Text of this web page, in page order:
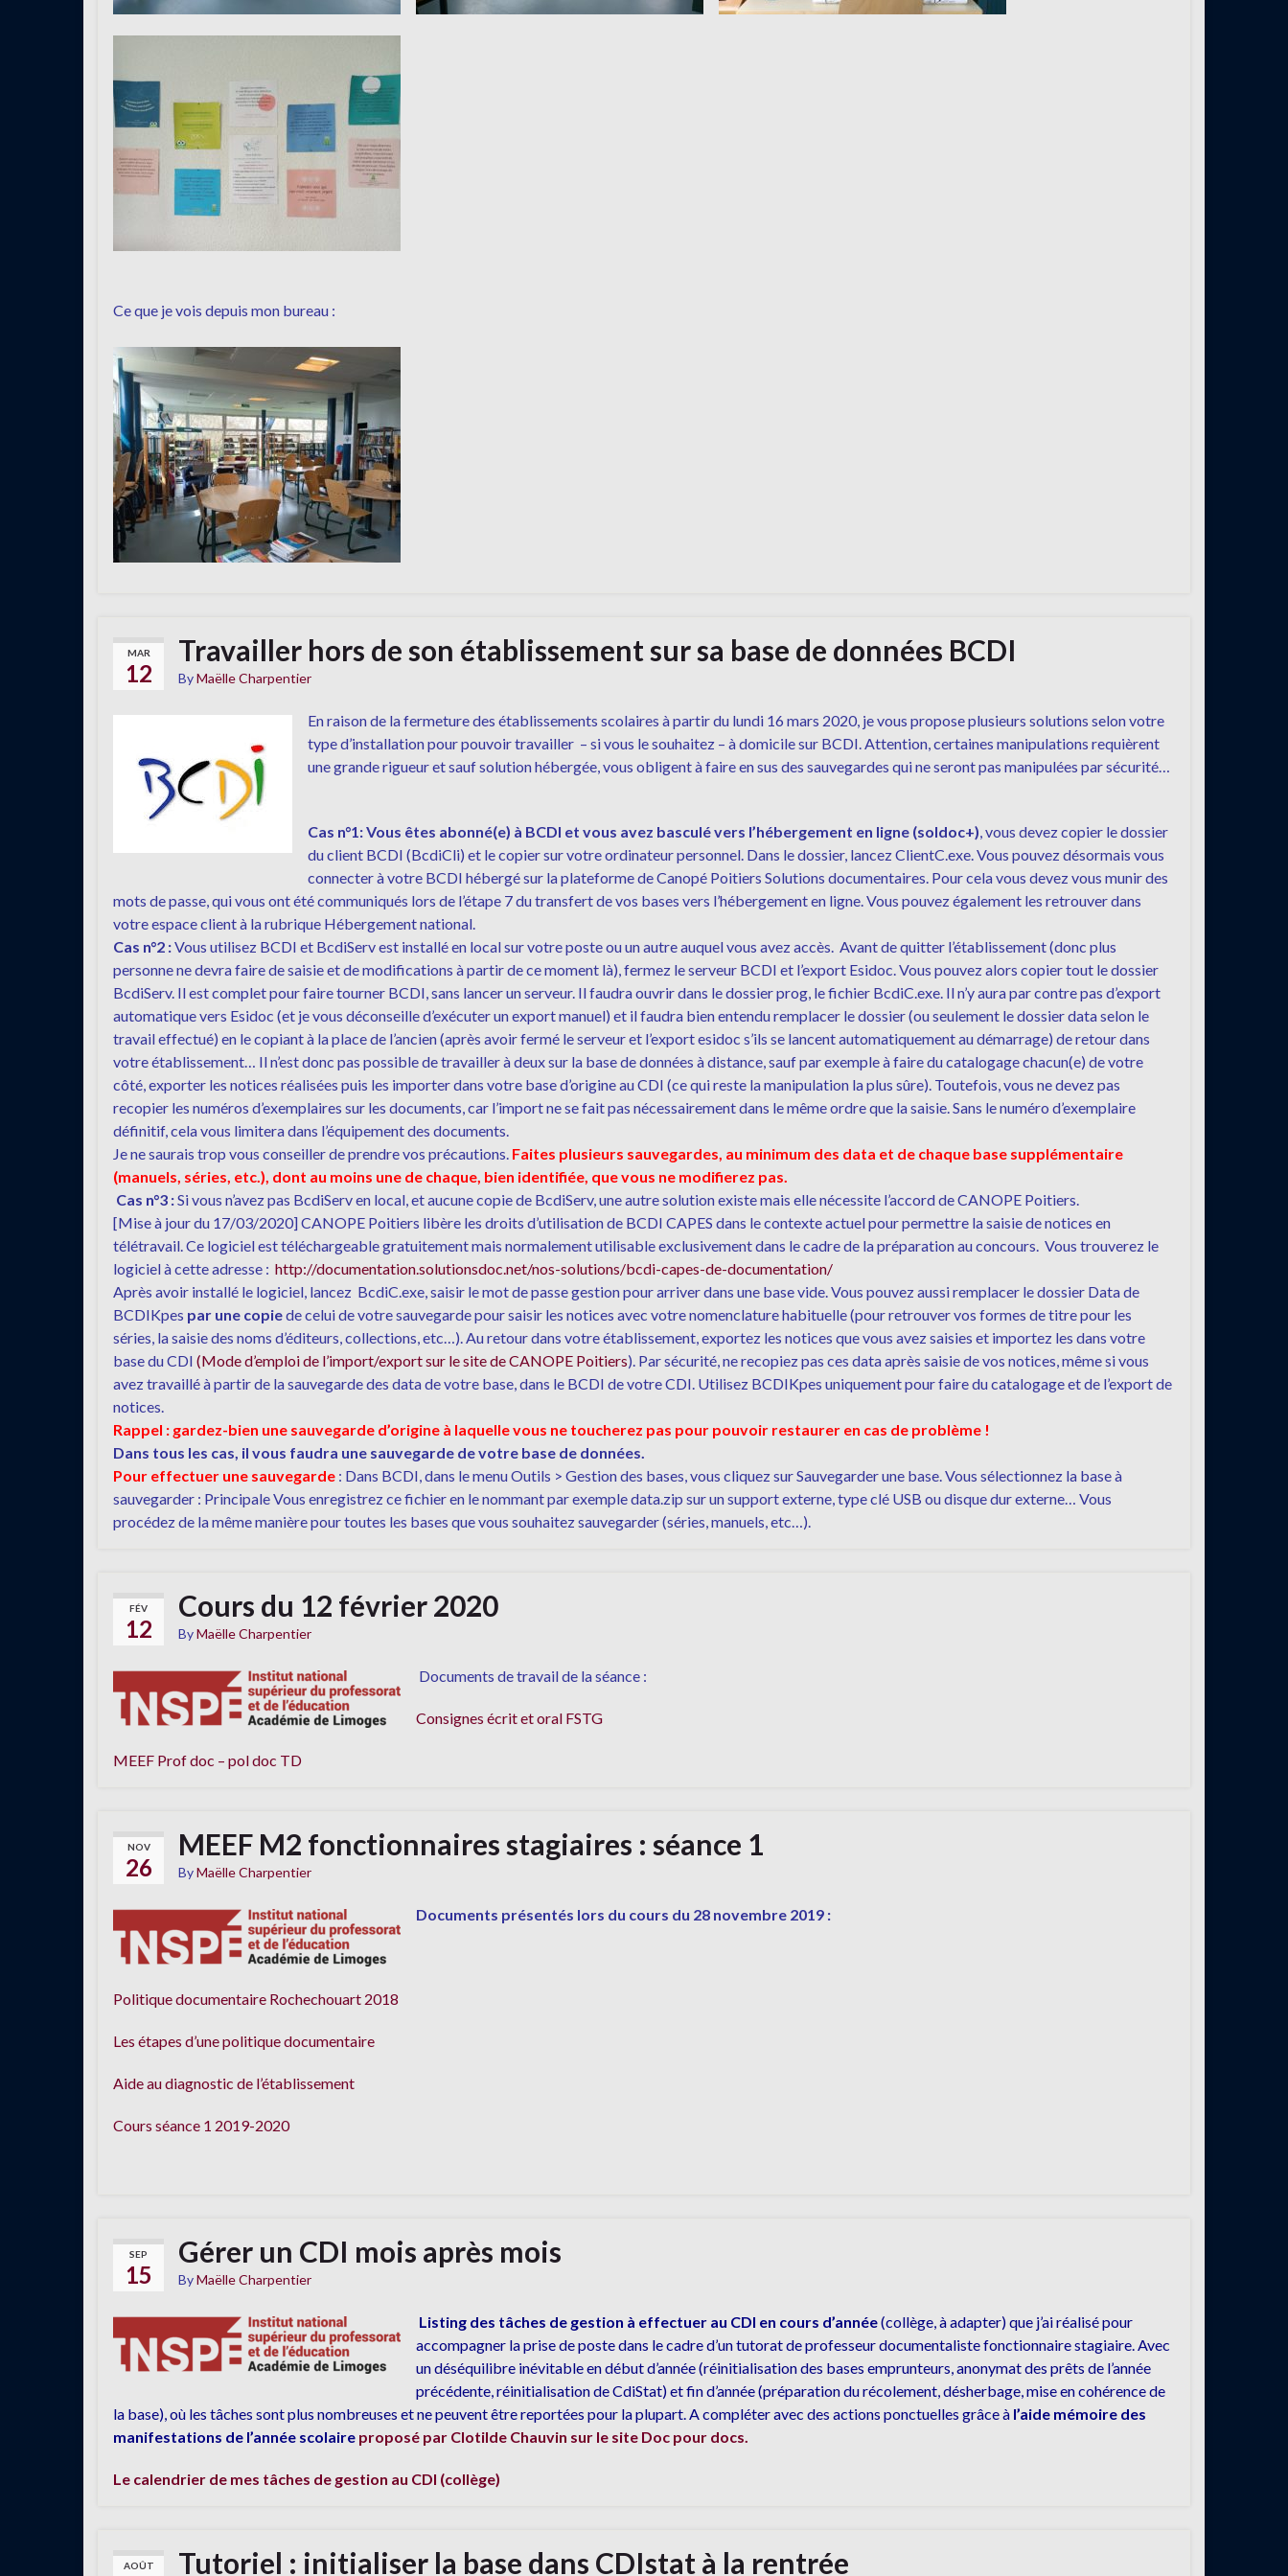
Ce que je vois depuis mon bureau :
MAR
12
Travailler hors de son établissement sur sa base de données BCDI
ByMaëlle Charpentier
En raison de la fermeture des établissements scolaires à partir du lundi 16 mars 2020, je vous propose plusieurs solutions selon votre
type d’installation pour pouvoir travailler – si vous le souhaitez – à domicile sur BCDI. Attention, certaines manipulations requièrent
une grande rigueur et sauf solution hébergée, vous obligent à faire en sus des sauvegardes qui ne seront pas manipulées par sécurité…
Cas n°1: Vous êtes abonné(e) à BCDI et vous avez basculé vers l’hébergement en ligne (soldoc+), vous devez copier le dossier
du client BCDI (BcdiCli) et le copier sur votre ordinateur personnel. Dans le dossier, lancez ClientC.exe. Vous pouvez désormais vous
connecter à votre BCDI hébergé sur la plateforme de Canopé Poitiers Solutions documentaires. Pour cela vous devez vous munir des
mots de passe, qui vous ont été communiqués lors de l’étape 7 du transfert de vos bases vers l’hébergement en ligne. Vous pouvez également les retrouver dans
votre espace client à la rubrique Hébergement national.
Cas n°2 :Vous utilisez BCDI et BcdiServ est installé en local sur votre poste ou un autre auquel vous avez accès. Avant de quitter l’établissement (donc plus
personne ne devra faire de saisie et de modifications à partir de ce moment là), fermez le serveur BCDI et l’export Esidoc. Vous pouvez alors copier tout le dossier
BcdiServ. Il est complet pour faire tourner BCDI, sans lancer un serveur. Il faudra ouvrir dans le dossier prog, le fichier BcdiC.exe. Il n’y aura par contre pas d’export
automatique vers Esidoc (et je vous déconseille d’exécuter un export manuel) et il faudra bien entendu remplacer le dossier (ou seulement le dossier data selon le
travail effectué) en le copiant à la place de l’ancien (après avoir fermé le serveur et l’export esidoc s’ils se lancent automatiquement au démarrage) de retour dans
votre établissement… Il n’est donc pas possible de travailler à deux sur la base de données à distance, sauf par exemple à faire du catalogage chacun(e) de votre
côté, exporter les notices réalisées puis les importer dans votre base d’origine au CDI (ce qui reste la manipulation la plus sûre). Toutefois, vous ne devez pas
recopier les numéros d’exemplaires sur les documents, car l’import ne se fait pas nécessairement dans le même ordre que la saisie. Sans le numéro d’exemplaire
définitif, cela vous limitera dans l’équipement des documents.
Je ne saurais trop vous conseiller de prendre vos précautions. Faites plusieurs sauvegardes, au minimum des data et de chaque base supplémentaire
(manuels, séries, etc.), dont au moins une de chaque, bien identifiée, que vous ne modifierez pas.
Cas n°3 :Si vous n’avez pas BcdiServ en local, et aucune copie de BcdiServ, une autre solution existe mais elle nécessite l’accord de CANOPE Poitiers.
[Mise à jour du 17/03/2020] CANOPE Poitiers libère les droits d’utilisation de BCDI CAPES dans le contexte actuel pour permettre la saisie de notices en
télétravail. Ce logiciel est téléchargeable gratuitement mais normalement utilisable exclusivement dans le cadre de la préparation au concours. Vous trouverez le
logiciel à cette adresse : http://documentation.solutionsdoc.net/nos-solutions/bcdi-capes-de-documentation/
Après avoir installé le logiciel, lancez BcdiC.exe, saisir le mot de passe gestion pour arriver dans une base vide. Vous pouvez aussi remplacer le dossier Data de
BCDIKpes par une copiede celui de votre sauvegarde pour saisir les notices avec votre nomenclature habituelle (pour retrouver vos formes de titre pour les
séries, la saisie des noms d’éditeurs, collections, etc…). Au retour dans votre établissement, exportez les notices que vous avez saisies et importez les dans votre
base du CDI (Mode d’emploi de l’import/export sur le site de CANOPE Poitiers). Par sécurité, ne recopiez pas ces data après saisie de vos notices, même si vous
avez travaillé à partir de la sauvegarde des data de votre base, dans le BCDI de votre CDI. Utilisez BCDIKpes uniquement pour faire du catalogage et de l’export de
notices.
Rappel : gardez-bien une sauvegarde d’origine à laquelle vous ne toucherez pas pour pouvoir restaurer en cas de problème !
Dans tous les cas, il vous faudra une sauvegarde de votre base de données.
Pour effectuer une sauvegarde : Dans BCDI, dans le menu Outils > Gestion des bases, vous cliquez sur Sauvegarder une base. Vous sélectionnez la base à
sauvegarder : Principale Vous enregistrez ce fichier en le nommant par exemple data.zip sur un support externe, type clé USB ou disque dur externe… Vous
procédez de la même manière pour toutes les bases que vous souhaitez sauvegarder (séries, manuels, etc…).
FÉV
12
Cours du 12 février 2020
ByMaëlle Charpentier
Documents de travail de la séance :
Consignes écrit et oral FSTG
MEEF Prof doc – pol doc TD
NOV
26
MEEF M2 fonctionnaires stagiaires : séance 1
ByMaëlle Charpentier
Documents présentés lors du cours du 28 novembre 2019 :
Politique documentaire Rochechouart 2018
Les étapes d’une politique documentaire
Aide au diagnostic de l’établissement
Cours séance 1 2019-2020
SEP
15
Gérer un CDI mois après mois
ByMaëlle Charpentier
Listing des tâches de gestion à effectuer au CDI en cours d’année(collège, à adapter) que j’ai réalisé pour
accompagner la prise de poste dans le cadre d’un tutorat de professeur documentaliste fonctionnaire stagiaire. Avec
un déséquilibre inévitable en début d’année (réinitialisation des bases emprunteurs, anonymat des prêts de l’année
précédente, réinitialisation de CdiStat) et fin d’année (préparation du récolement, désherbage, mise en cohérence de
la base), où les tâches sont plus nombreuses et ne peuvent être reportées pour la plupart. A compléter avec des actions ponctuelles grâce à l’aide mémoire des
manifestations de l’année scolaire proposé par Clotilde Chauvin sur le site Doc pour docs.
Le calendrier de mes tâches de gestion au CDI (collège)
AOÛT Tutoriel : initialiser la base dans CDIstat à la rentrée